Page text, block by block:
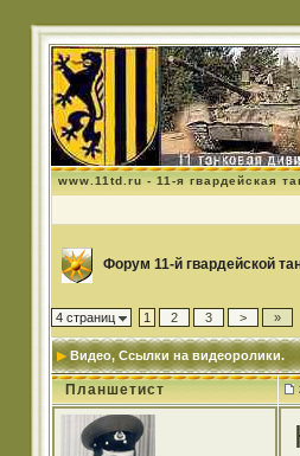
www.11td.ru - 11-я гвардейская
Форум 11-й гвардейской
4 страниц 1 2 3 > »
Видео, Ссылки на видеоролики.
Планшетист